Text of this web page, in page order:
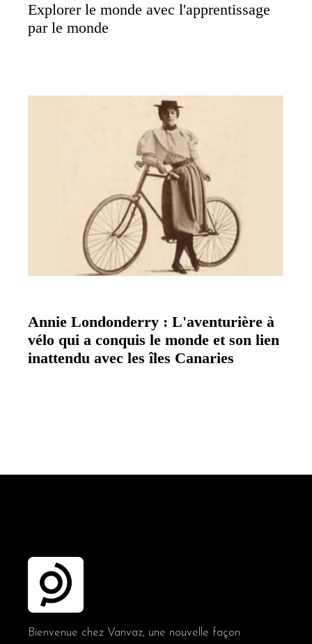
Explorer le monde avec l'apprentissage
par le monde
Annie Londonderry : L'aventurière à
vélo qui a conquis le monde et son lien
inattendu avec les îles Canaries
Bienvenue chez Vanvaz, une nouvelle façon